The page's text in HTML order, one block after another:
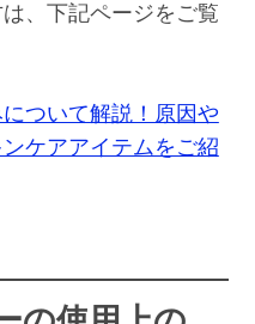
、下記ページをご覧
ついて解説！原因や
ケアアイテムをご紹